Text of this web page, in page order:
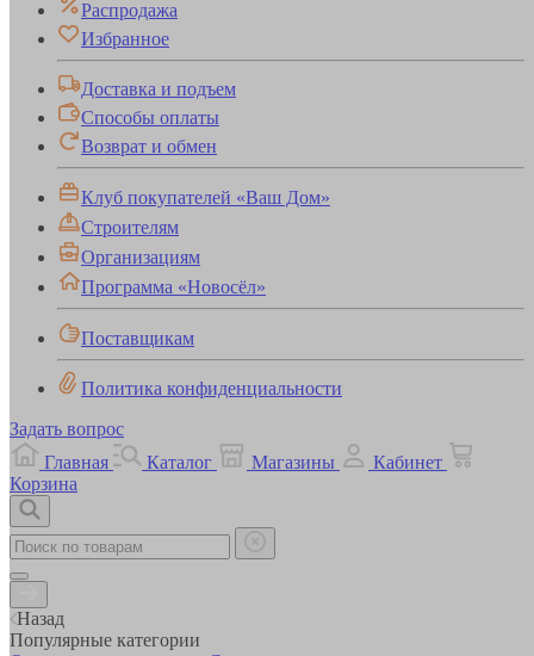
Распродажа
Избранное
Доставка и подъем
Способы оплаты
Возврат и обмен
Клуб покупателей «Ваш Дом»
Строителям
Организациям
Программа «Новосёл»
Поставщикам
Политика конфиденциальности
Задать вопрос
Главная
Каталог Магазины
Кабинет
Корзина
Назад
Популярные категории